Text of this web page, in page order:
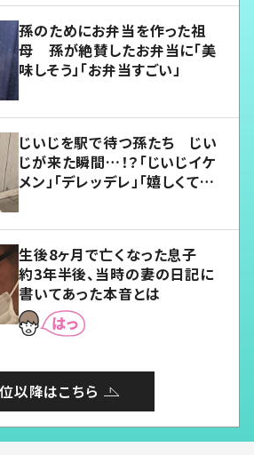
孫のためにお弁当を作った祖
母 孫が絶賛したお弁当に「美
味しそう」「お弁当すごい」
じいじを駅で待つ孫たち じい
じが来た瞬間…！？「じいじイケ
メン」「デレッデレ」「嬉しくて可
生後8ヶ月で亡くなった息子
約3年半後、当時の妻の日記に
書いてあった本音とは
以降はこちら